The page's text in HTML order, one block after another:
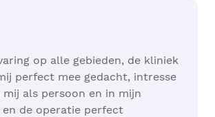
op alle gebieden, de kliniek
perfect mee gedacht, intresse
als persoon en in mijn
en de operatie perfect